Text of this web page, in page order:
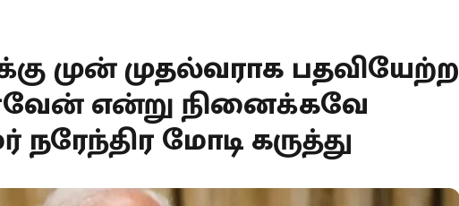
முன் முதல்வராக பதவியேற்ற
என்று நினைக்கவே
மோடி கருத்து